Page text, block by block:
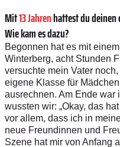
Mit13 Jahrenhattest du deinen
Wie kam es dazu?
Begonnen hat es mit
Winterberg, acht Stunden
versuchte mein Vater
eigene Klasse für
ausrechnen. Am Ende war
wussten wir: „Okay, das
vor allem, dass ich in
neue Freundinnen und
Szene hat mir von Anfang